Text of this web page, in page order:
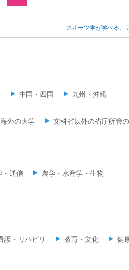
スポーツ学が学べる、
中国・四国 九州・沖縄
海外の大学 文科省以外の省庁所管
・通信 農学・水産学・生物
護・リハビリ 教育・文化 健